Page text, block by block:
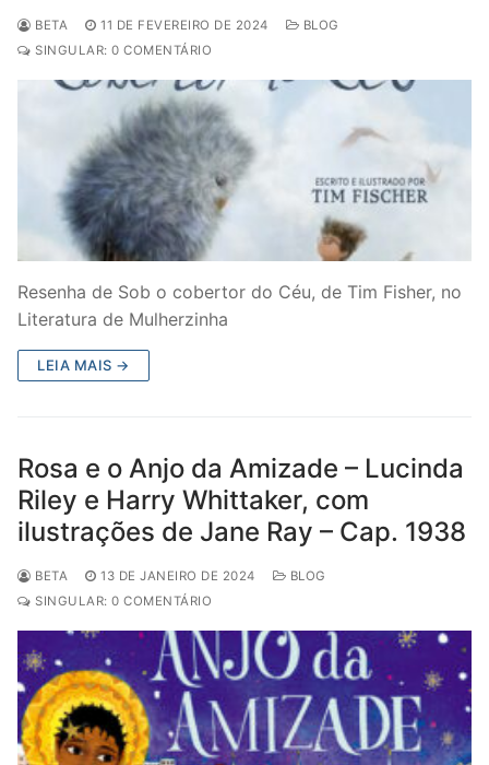
BETA 11 DE FEVEREIRO DE 2024
BLOG
SINGULAR: 0 COMENTÁRIO
Resenha de Sob o cobertor do Céu, de Tim Fisher, no
Literatura de Mulherzinha
LEIA MAIS →
Rosa e o Anjo da Amizade – Lucinda
Riley e Harry Whittaker, com
ilustrações de Jane Ray – Cap. 1938
BETA 13 DE JANEIRO DE 2024
BLOG
SINGULAR: 0 COMENTÁRIO